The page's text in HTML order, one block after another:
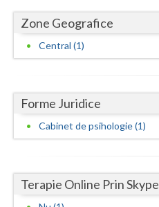
Mures
Neamt
Prahova
Sibiu
Zone Geografice
Central (1)
Forme Juridice
Cabinet de psihologie (1)
Terapie Online Prin Skype